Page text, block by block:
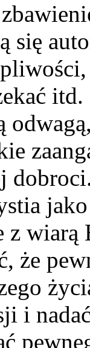
się
z
że
i